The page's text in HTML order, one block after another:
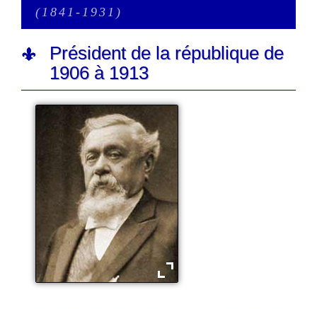
(1841-1931)
Président de la république de
1906 à 1913